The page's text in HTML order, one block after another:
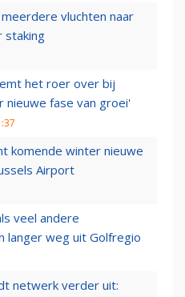
vluchten naar
staking
het roer over bij
nieuwe fase van groei'
komende winter nieuwe
Airport
veel andere
langer weg uit Golfregio
netwerk verder uit: